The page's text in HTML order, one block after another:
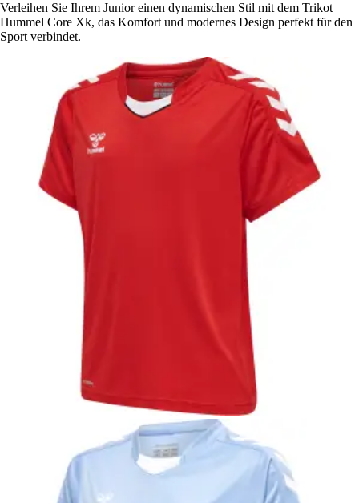
Verleihen Sie Ihrem Junior einen dynamischen Stil mit dem Trikot
Hummel Core Xk, das Komfort und modernes Design perfekt für den
Sport verbindet.